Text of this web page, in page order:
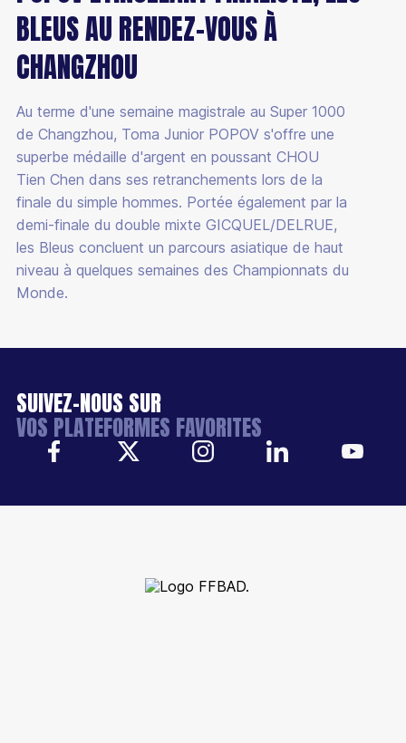
BLEUS AU RENDEZ-VOUS À
CHANGZHOU
Au terme d'une semaine magistrale au Super 1000
de Changzhou, Toma Junior POPOV s'offre une
superbe médaille d'argent en poussant CHOU
Tien Chen dans ses retranchements lors de la
finale du simple hommes. Portée également par la
demi-finale du double mixte GICQUEL/DELRUE,
les Bleus concluent un parcours asiatique de haut
niveau à quelques semaines des Championnats du
Monde.
SUIVEZ-NOUS SUR
VOS PLATEFORMES FAVORITES